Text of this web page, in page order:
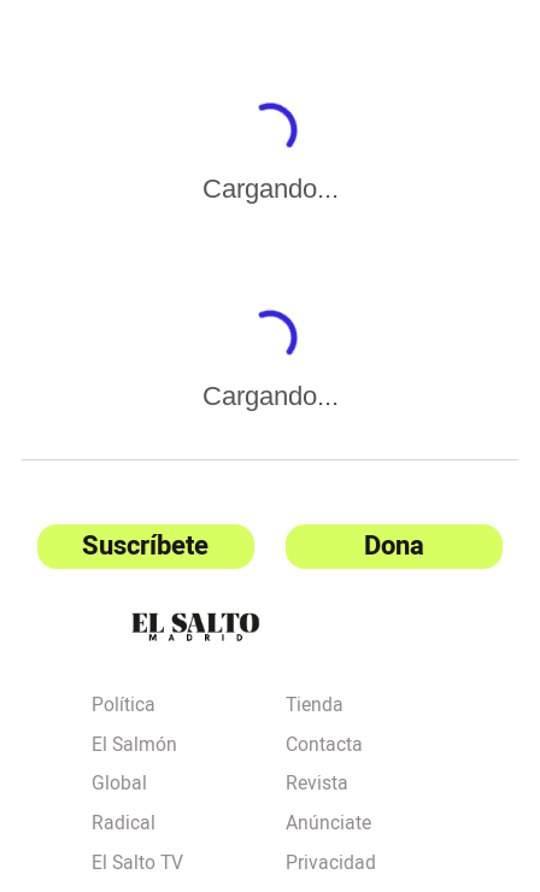
Cargando...
Cargando...
Suscríbete Dona
Política
El Salmón
Global
Radical
El Salto TV
Tienda
Contacta
Revista
Anúnciate
Privacidad